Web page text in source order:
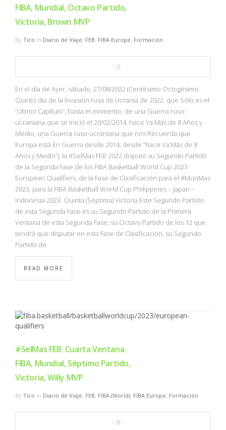
FIBA, Mundial, Octavo Partido,
Victoria, Brown MVP
By Tico in Diario de Viaje, FEB, FIBA Europe, Formación
0
En el día de Ayer, sábado, 27/08/2022 (Centésimo Octogésimo
Quinto día de la Invasión rusa de Ucrania de 2022, que Sólo es el
“Último Capítulo”, hasta el momento, de una Guerra ruso-
ucraniana que se Inició el 20/02/2014, hace Ya Más de 8 Años y
Medio, una Guerra ruso-ucraniana que nos Recuerda que
Europa está En Guerra desde 2014, desde “hace Ya Más de 8
Años y Medio”), la #SelMas FEB 2022 disputó su Segundo Partido
de la Segunda Fase de los FIBA Basketball World Cup 2023
European Qualifiers, de la Fase de Clasificación para el #MunMas
2023, para la FIBA Basketball World Cup Philippines – Japan –
Indonesia 2023. Quinta (Séptima) Victoria Este Segundo Partido
de esta Segunda Fase es su Segundo Partido de la Primera
Ventana de esta Segunda Fase, su Octavo Partido de los 12 que
tendrá que disputar en esta Fase de Clasificación, su Segundo
Partido de
READ MORE
#SelMas FEB: Cuarta Ventana
FIBA, Mundial, Séptimo Partido,
Victoria, Willy MVP
By Tico in Diario de Viaje, FEB, FIBA (World), FIBA Europe, Formación
0